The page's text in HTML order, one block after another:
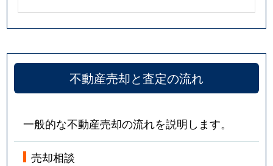
不動産売却と査定の流れ
一般的な不動産売却の流れを説明します。
売却相談